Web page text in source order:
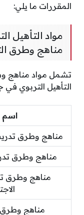
المقررات ما يلي:
مواد التأهيل
مناهج وطرق
تشمل مواد مناهج
التأهيل التربوي في
اسم
مناهج وطرق
مناهج وطرق
مناهج وطرق
مناهج وطرق